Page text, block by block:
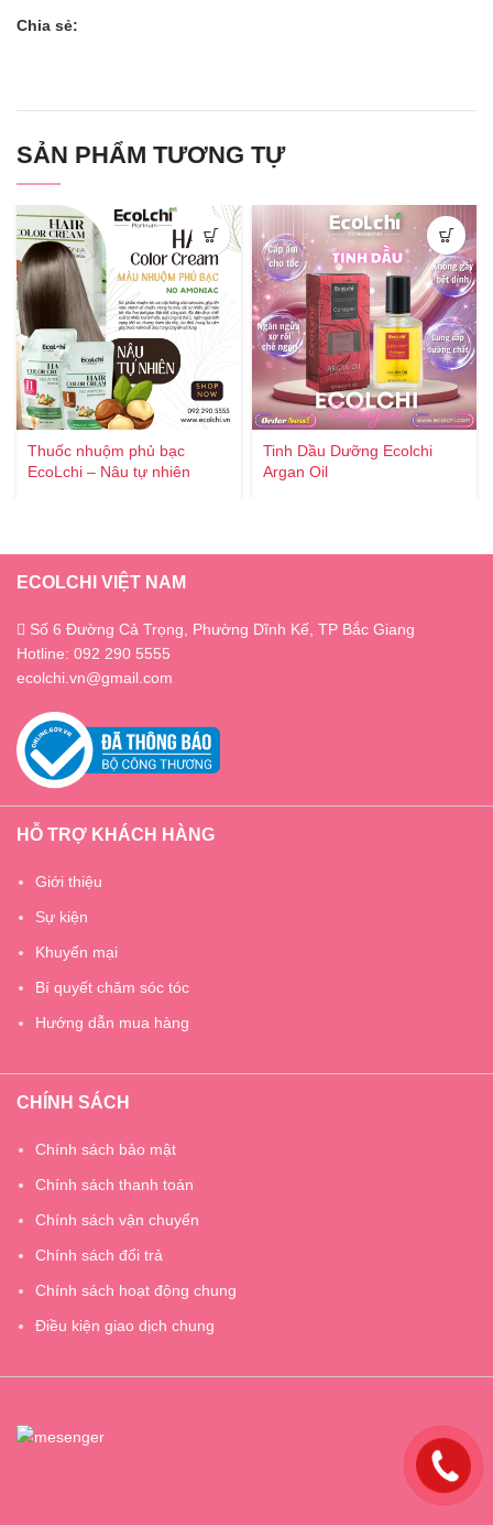
Chia sẻ:
SẢN PHẨM TƯƠNG TỰ
Thuốc nhuộm phủ bạc
EcoLchi – Nâu tự nhiên
Tinh Dầu Dưỡng Ecolchi
Argan Oil
ECOLCHI VIỆT NAM
Số 6 Đường Cả Trọng, Phường Dĩnh Kế, TP Bắc Giang
Hotline: 092 290 5555
ecolchi.vn@gmail.com
HỖ TRỢ KHÁCH HÀNG
Giới thiệu
Sự kiện
Khuyến mại
Bí quyết chăm sóc tóc
Hướng dẫn mua hàng
CHÍNH SÁCH
Chính sách bảo mật
Chính sách thanh toán
Chính sách vận chuyển
Chính sách đổi trả
Chính sách hoạt động chung
Điều kiện giao dịch chung